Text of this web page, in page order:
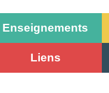
Enseignements
Liens